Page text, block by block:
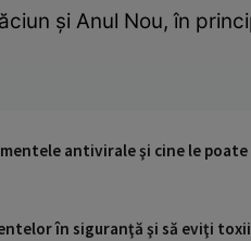
și Anul Nou, în
antivirale şi cine le poate
în siguranţă şi să eviţi